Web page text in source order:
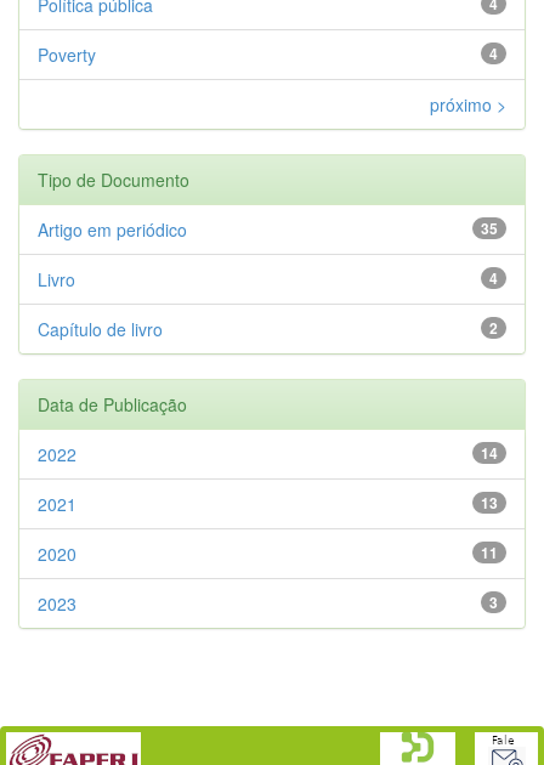
4
Poverty
próximo >
Tipo de Documento
35
Artigo em periódico
4
Livro
2
Capítulo de livro
Data de Publicação
14
2022
13
2021
11
2020
3
2023